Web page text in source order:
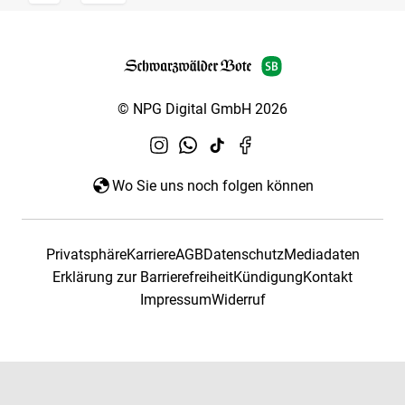
© NPG Digital GmbH 2026
Wo Sie uns noch folgen können
PrivatsphäreKarriereAGBDatenschutzMediadaten
Erklärung zur BarrierefreiheitKündigungKontakt
ImpressumWiderruf